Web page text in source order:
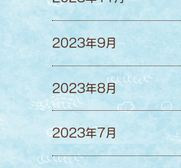
2023年9月
2023年8月
2023年7月